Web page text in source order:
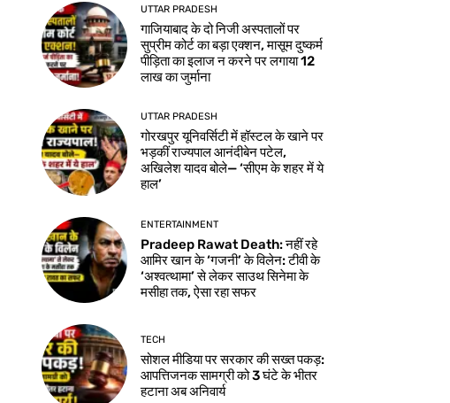
UTTAR PRADESH
गाजियाबाद के दो निजी अस्पतालों पर
सुप्रीम कोर्ट का बड़ा एक्शन, मासूम दुष्कर्म
पीड़िता का इलाज न करने पर लगाया 12
लाख का जुर्माना
UTTAR PRADESH
गोरखपुर यूनिवर्सिटी में हॉस्टल के खाने पर
भड़कीं राज्यपाल आनंदीबेन पटेल,
अखिलेश यादव बोले— ‘सीएम के शहर में ये
हाल’
ENTERTAINMENT
Pradeep Rawat Death: नहीं रहे
आमिर खान के ‘गजनी’ के विलेन: टीवी के
‘अश्वत्थामा’ से लेकर साउथ सिनेमा के
मसीहा तक, ऐसा रहा सफर
TECH
सोशल मीडिया पर सरकार की सख्त पकड़:
आपत्तिजनक सामग्री को 3 घंटे के भीतर
हटाना अब अनिवार्य